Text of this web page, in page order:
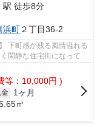
駅 徒歩8分
浜町２丁目36-2
等：10,000円 )
1ヶ月
㎡